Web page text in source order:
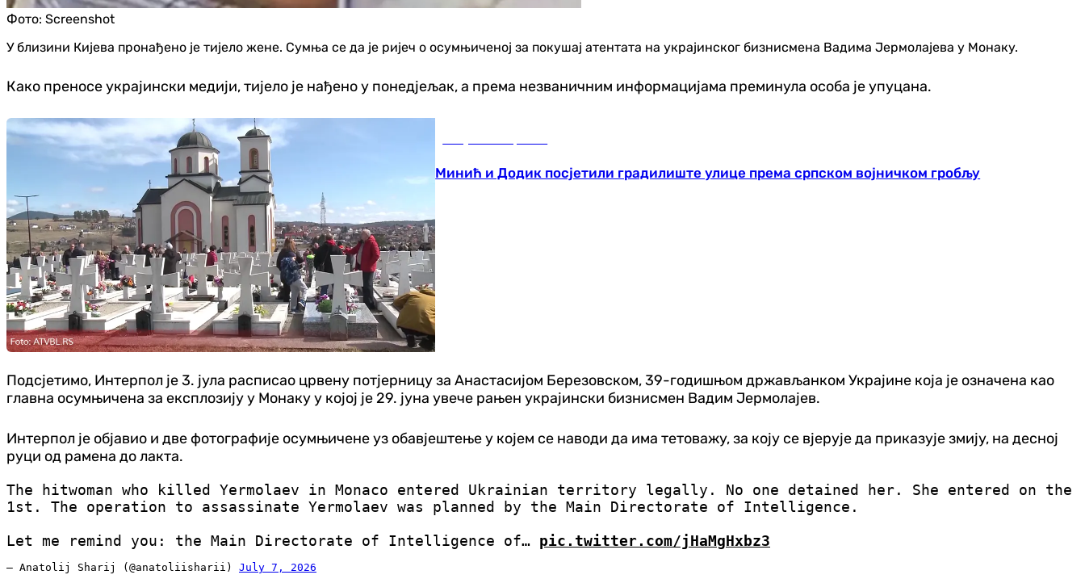
Фото: Screenshot
У близини Кијева пронађено је тијело жене. Сумња се да је ријеч о осумњиченој за покушај атентата на украјинског бизнисмена Вадима Јермолајева у Монаку.
Како преносе украјински медији, тијело је нађено у понедјељак, а према незваничним информацијама преминула особа је упуцана.
Минић и Додик посјетили градилиште улице према српском војничком гробљу
Подсјетимо, Интерпол је 3. јула расписао црвену потјерницу за Анастасијом Березовском, 39-годишњом држављанком Украјине која је означена као
главна осумњичена за експлозију у Монаку у којој је 29. јуна увече рањен украјински бизнисмен Вадим Јермолајев.
Интерпол је објавио и две фотографије осумњичене уз обавјештење у којем се наводи да има тетоважу, за коју се вјерује да приказује змију, на десној
руци од рамена до лакта.
The hitwoman who killed Yermolaev in Monaco entered Ukrainian territory legally. No one detained her. She entered on the
1st. The operation to assassinate Yermolaev was planned by the Main Directorate of Intelligence.
Let me remind you: the Main Directorate of Intelligence of… pic.twitter.com/jHaMgHxbz3
— Anatolij Sharij (@anatoliisharii) July 7, 2026